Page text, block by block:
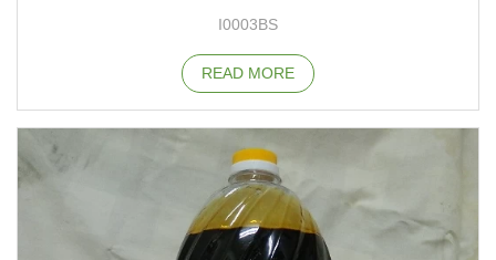
I0003BS
READ MORE